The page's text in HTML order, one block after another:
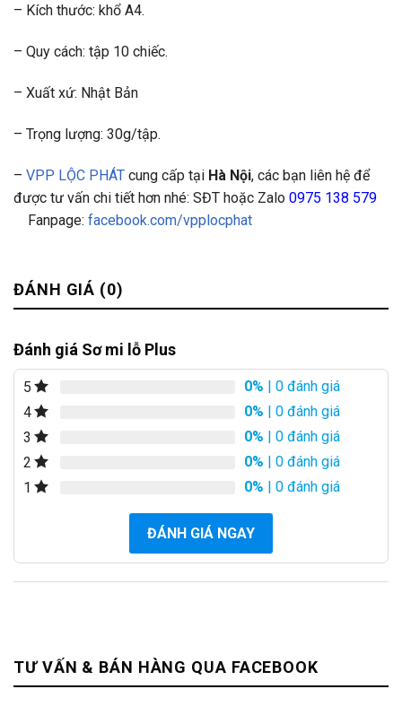
– Kích thước: khổ A4.
– Quy cách: tập 10 chiếc.
– Xuất xứ: Nhật Bản
– Trọng lượng: 30g/tập.
– VPP LỘC PHÁT cung cấp tại Hà Nội, các bạn liên hệ để
được tư vấn chi tiết hơn nhé: SĐT hoặc Zalo 0975 138 579
Fanpage: facebook.com/vpplocphat
ĐÁNH GIÁ (0)
Đánh giá Sơ mi lỗ Plus
5 0% | 0 đánh giá
4
0% | 0 đánh giá
3
0% | 0 đánh giá
2
0% | 0 đánh giá
1
0% | 0 đánh giá
ĐÁNH GIÁ NGAY
TƯ VẤN & BÁN HÀNG QUA FACEBOOK